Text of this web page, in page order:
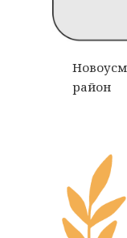
район